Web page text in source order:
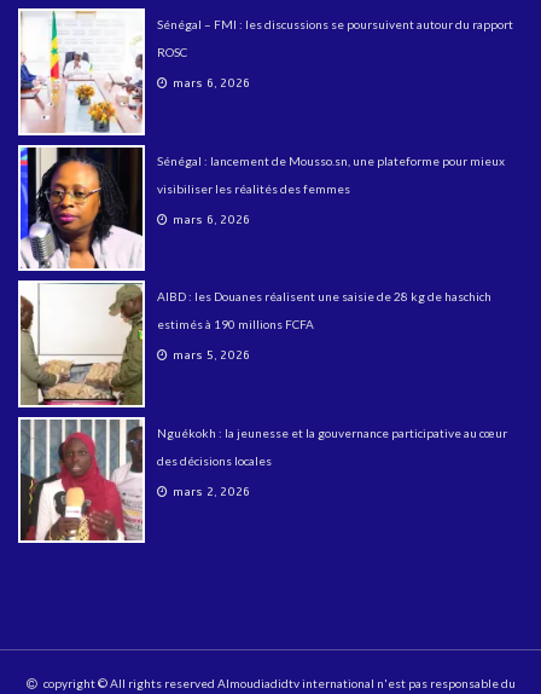
Sénégal – FMI : les discussions se poursuivent autour du rapport
ROSC
mars 6, 2026
Sénégal : lancement de Mousso.sn, une plateforme pour mieux
visibiliser les réalités des femmes
mars 6, 2026
AIBD : les Douanes réalisent une saisie de 28 kg de haschich
estimés à 190 millions FCFA
mars 5, 2026
Nguékokh : la jeunesse et la gouvernance participative au cœur
des décisions locales
mars 2, 2026
copyright © All rights reserved Almoudiadidtv international n'est pas responsable du